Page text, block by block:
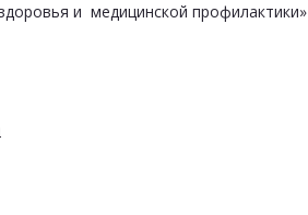
и медицинской профилактики»